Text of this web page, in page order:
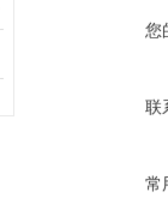
您
联
常